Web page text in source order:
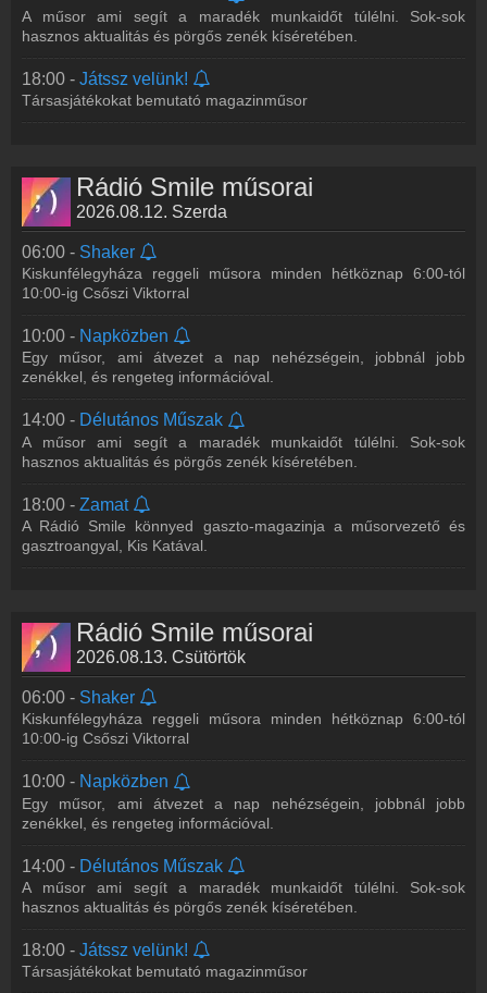
A műsor ami segít a maradék munkaidőt túlélni. Sok-sok
hasznos aktualitás és pörgős zenék kíséretében.
18:00 - Játssz velünk!
Társasjátékokat bemutató magazinműsor
Rádió Smile műsorai
2026.08.12. Szerda
06:00 - Shaker
Kiskunfélegyháza reggeli műsora minden hétköznap 6:00-tól
10:00-ig Csőszi Viktorral
10:00 - Napközben
Egy műsor, ami átvezet a nap nehézségein, jobbnál jobb
zenékkel, és rengeteg információval.
14:00 - Délutános Műszak
A műsor ami segít a maradék munkaidőt túlélni. Sok-sok
hasznos aktualitás és pörgős zenék kíséretében.
18:00 - Zamat
A Rádió Smile könnyed gaszto-magazinja a műsorvezető és
gasztroangyal, Kis Katával.
Rádió Smile műsorai
2026.08.13. Csütörtök
06:00 - Shaker
Kiskunfélegyháza reggeli műsora minden hétköznap 6:00-tól
10:00-ig Csőszi Viktorral
10:00 - Napközben
Egy műsor, ami átvezet a nap nehézségein, jobbnál jobb
zenékkel, és rengeteg információval.
14:00 - Délutános Műszak
A műsor ami segít a maradék munkaidőt túlélni. Sok-sok
hasznos aktualitás és pörgős zenék kíséretében.
18:00 - Játssz velünk!
Társasjátékokat bemutató magazinműsor